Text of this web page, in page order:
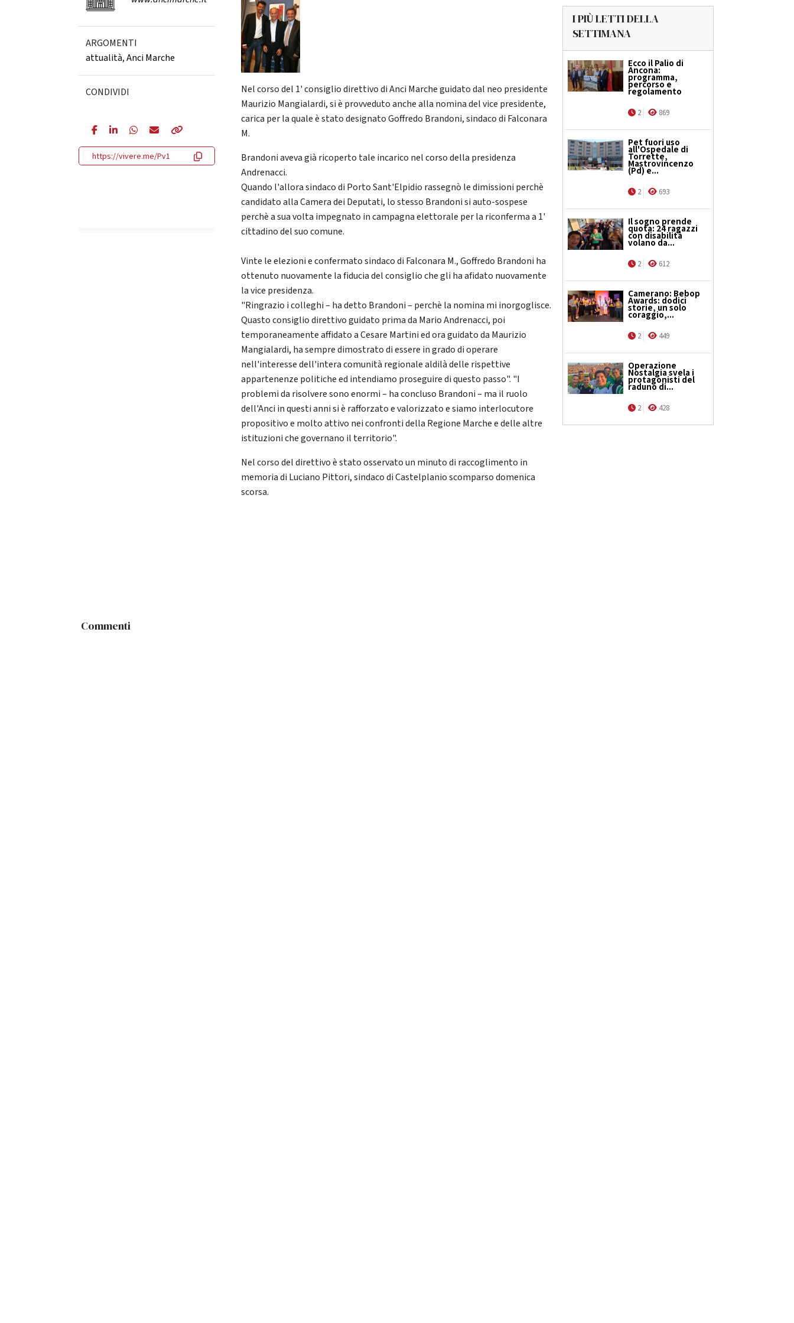
ARGOMENTI
attualità,Anci Marche
CONDIVIDI
https://vivere.me/Pv1
Nel corso del 1' consiglio direttivo di Anci Marche guidato dal neo presidente
Maurizio Mangialardi, si è provveduto anche alla nomina del vice presidente,
carica per la quale è stato designato Goffredo Brandoni, sindaco di Falconara
M.
Brandoni aveva già ricoperto tale incarico nel corso della presidenza
Andrenacci.
Quando l'allora sindaco di Porto Sant'Elpidio rassegnò le dimissioni perchè
candidato alla Camera dei Deputati, lo stesso Brandoni si auto-sospese
perchè a sua volta impegnato in campagna elettorale per la riconferma a 1'
cittadino del suo comune.
Vinte le elezioni e confermato sindaco di Falconara M., Goffredo Brandoni ha
ottenuto nuovamente la fiducia del consiglio che gli ha afidato nuovamente
la vice presidenza.
"Ringrazio i colleghi – ha detto Brandoni – perchè la nomina mi inorgoglisce.
Quasto consiglio direttivo guidato prima da Mario Andrenacci, poi
temporaneamente affidato a Cesare Martini ed ora guidato da Maurizio
Mangialardi, ha sempre dimostrato di essere in grado di operare
nell'interesse dell'intera comunità regionale aldilà delle rispettive
appartenenze politiche ed intendiamo proseguire di questo passo". "I
problemi da risolvere sono enormi – ha concluso Brandoni – ma il ruolo
dell'Anci in questi anni si è rafforzato e valorizzato e siamo interlocutore
propositivo e molto attivo nei confronti della Regione Marche e delle altre
istituzioni che governano il territorio".
Nel corso del direttivo è stato osservato un minuto di raccoglimento in
memoria di Luciano Pittori, sindaco di Castelplanio scomparso domenica
scorsa.
I PIÙ LETTI DELLA
SETTIMANA
Ecco il Palio di
Ancona:
programma,
percorso e
regolamento
2 869
Pet fuori uso
all'Ospedale di
Torrette,
Mastrovincenzo
(Pd) e...
2 693
Il sogno prende
quota: 24 ragazzi
con disabilità
volano da...
2 612
Camerano: Bebop
Awards: dodici
storie, un solo
coraggio,...
2 449
Operazione
Nostalgia svela i
protagonisti del
raduno di...
2 428
Commenti